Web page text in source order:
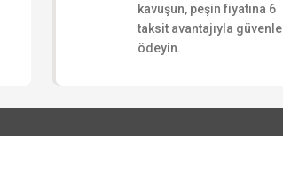
kavuşun, peşin fiyatına 6
taksit avantajıyla güvenle
ödeyin.